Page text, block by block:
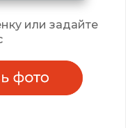
или задайте